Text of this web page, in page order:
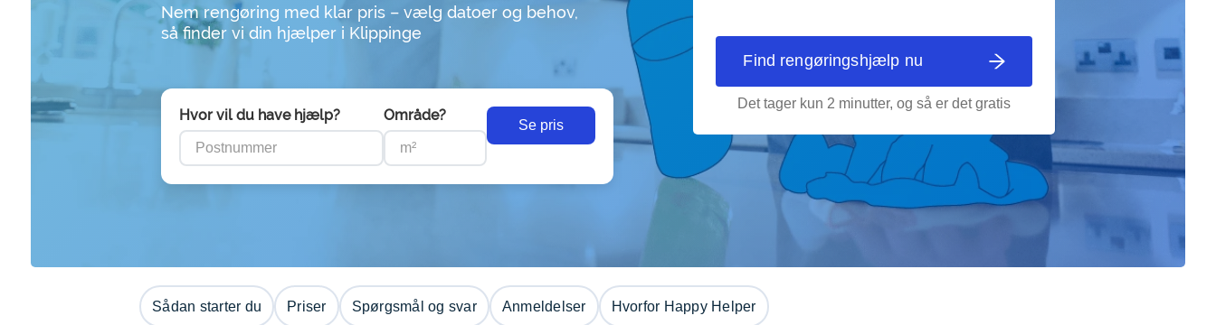
Nem rengøring med klar pris – vælg datoer og behov,
så finder vi din hjælper i Klippinge
Hvor vil du have hjælp? Område?
Se pris
Find rengøringshjælp nu
Det tager kun 2 minutter, og så er det gratis
Sådan starter du Priser Spørgsmål og svar Anmeldelser Hvorfor Happy Helper